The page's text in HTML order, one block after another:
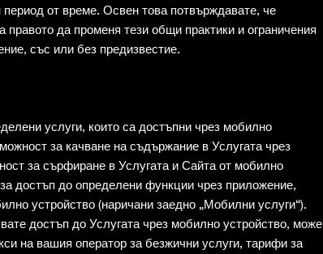
от време. Освен това потвърждавате, че
да променя тези общи практики и ограничения
със или без предизвестие.
услуги, които са достъпни чрез мобилно
за качване на съдържание в Услугата чрез
за сърфиране в Услугата и Сайта от мобилно
достъп до определени функции чрез приложение,
устройство (наричани заедно „Мобилни услуги“).
достъп до Услугата чрез мобилно устройство, може
на вашия оператор за безжични услуги, тарифи за